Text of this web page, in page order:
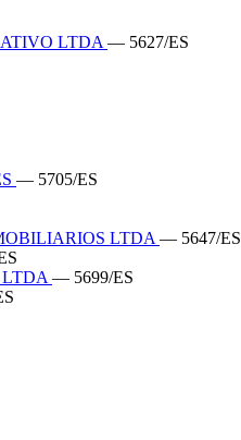
LTDA — 5627/ES
— 5705/ES
LTDA — 5647/ES
— 5699/ES